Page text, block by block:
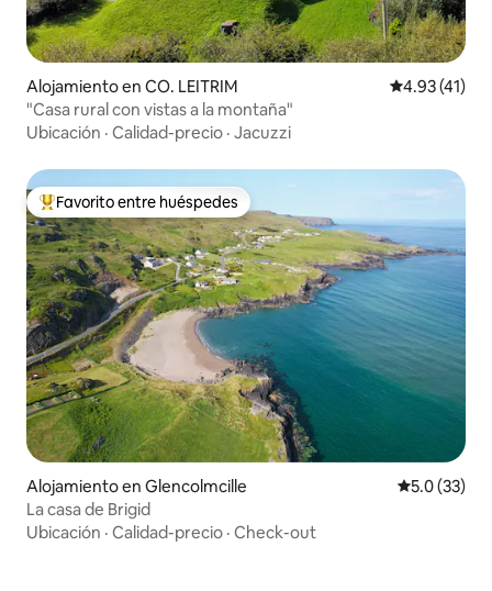
Alojamiento en CO. LEITRIM Calificación
4.93 (41)
"Casa rural con vistas a la montaña"
Ubicación · Calidad-precio · Jacuzzi
Favorito entre huéspedes preferido
Favorito entre huéspedes
Alojamiento en Glencolmcille Calificación
5.0 (33)
La casa de Brigid
Ubicación · Calidad-precio · Check-out